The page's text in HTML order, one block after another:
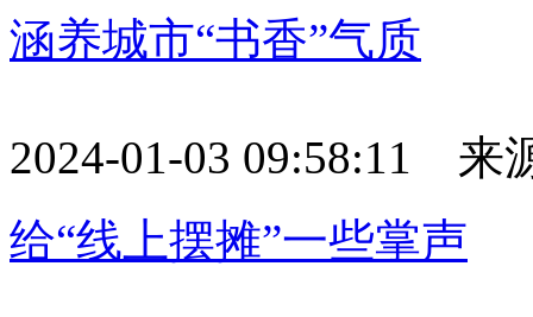
涵养城市“书香”气质
2024-01-03 09:58:11 来
给“线上摆摊”一些掌声